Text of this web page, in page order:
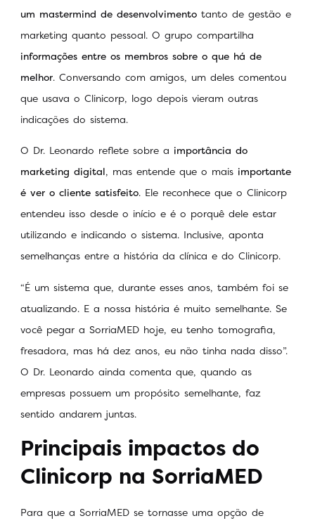
um mastermind de desenvolvimento tanto de gestão e
marketing quanto pessoal. O grupo compartilha
informações entre os membros sobre o que há de
melhor. Conversando com amigos, um deles comentou
que usava o Clinicorp, logo depois vieram outras
indicações do sistema.
O Dr. Leonardo reflete sobre a importância do
marketing digital, mas entende que o mais importante
é ver o cliente satisfeito. Ele reconhece que o Clinicorp
entendeu isso desde o início e é o porquê dele estar
utilizando e indicando o sistema. Inclusive, aponta
semelhanças entre a história da clínica e do Clinicorp.
“É um sistema que, durante esses anos, também foi se
atualizando. E a nossa história é muito semelhante. Se
você pegar a SorriaMED hoje, eu tenho tomografia,
fresadora, mas há dez anos, eu não tinha nada disso”.
O Dr. Leonardo ainda comenta que, quando as
empresas possuem um propósito semelhante, faz
sentido andarem juntas.
Principais impactos do
Clinicorp na SorriaMED
Para que a SorriaMED se tornasse uma opção de